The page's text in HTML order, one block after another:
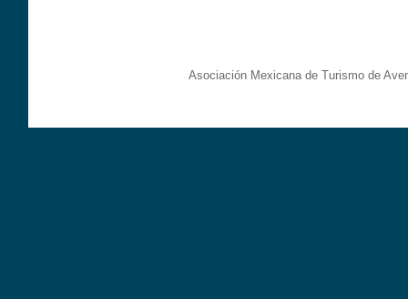
Asociación Mexicana de Turismo de